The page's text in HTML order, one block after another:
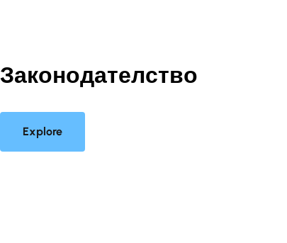
Законодателство
Explore